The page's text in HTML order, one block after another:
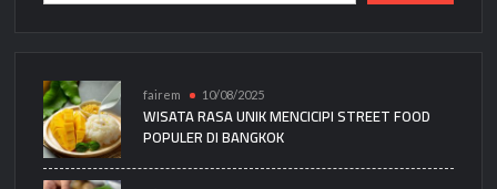
fairem 10/08/2025
WISATA RASA UNIK MENCICIPI STREET FOOD
POPULER DI BANGKOK